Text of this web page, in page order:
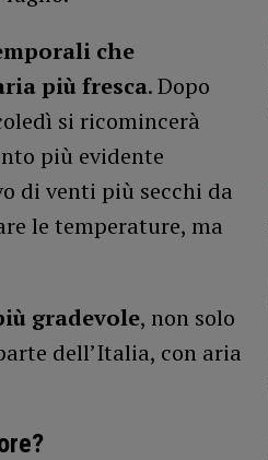
che
più fresca. Dopo
si ricomincerà
più evidente
di venti più secchi da
le temperature, ma
gradevole, non solo
dell’Italia, con aria